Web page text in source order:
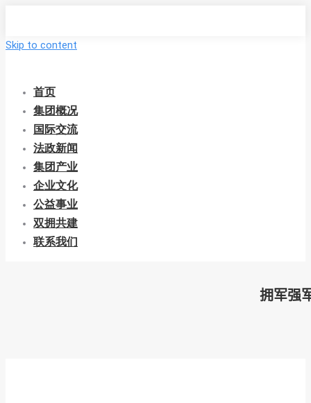
Skip to content
首页
集团概况
国际交流
法政新闻
集团产业
企业文化
公益事业
双拥共建
联系我们
拥军强